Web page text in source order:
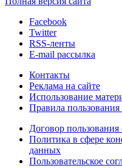
Facebook
Twitter
RSS-ленты
E-mail рассылка
Контакты
Реклама на сайте
Использование
Правила пользования
Договор пользования
Политика в сфере
данных
Пользовательское